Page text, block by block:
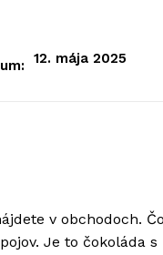
12. mája 2025
v obchodoch.
Je to čokoláda s